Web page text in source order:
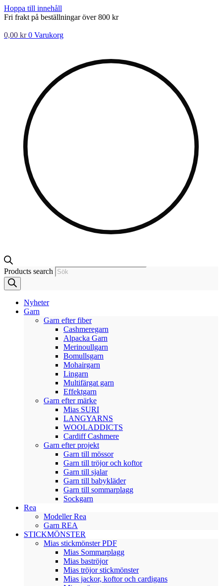
Hoppa till innehåll
Fri frakt på beställningar över 800 kr
0,00 kr 0 Varukorg
Products search
Nyheter
Garn
Garn efter fiber
Cashmeregarn
Alpacka Garn
Merinoullgarn
Bomullsgarn
Mohairgarn
Lingarn
Multifärgat garn
Effektgarn
Garn efter märke
Mias SURI
LANGYARNS
WOOLADDICTS
Cardiff Cashmere
Garn efter projekt
Garn till mössor
Garn till tröjor och koftor
Garn till sjalar
Garn till babykläder
Garn till sommarplagg
Sockgarn
Rea
Modeller Rea
Garn REA
STICKMÖNSTER
Mias stickmönster PDF
Mias Sommarplagg
Mias baströjor
Mias tröjor stickmönster
Mias jackor, koftor och cardigans